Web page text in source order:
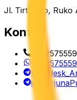
Jl. Tirtojoyo, Ruko
Kontak